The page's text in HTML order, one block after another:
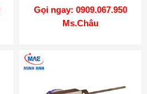
Gọi ngay: 0909.067.950
Ms.Châu